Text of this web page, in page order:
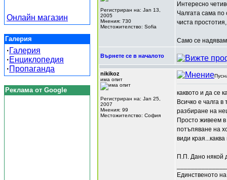
Онлайн магазин
Галерия
·Галерия
·Енциклопедия
·Пропаганда
Реклама от Google
Регистриран на: Jan 13,
2005
Мнения: 730
Местожителство: Sofia
Интересно
Чалгата сама
чиста
Само се
Върнете се в началото
nikikoz
има опит
Регистриран на: Jan 25,
2007
Мнения: 99
Местожителство: София
каквото и да се
Всичко е чалга
разбиране на
Просто живеем
потъпяване на
види
П.П. Дано някой
Единственото